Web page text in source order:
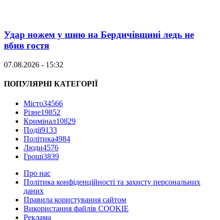
Удар ножем у шию на Бердичівщині ледь не
вбив гостя
07.08.2026 - 15:32
ПОПУЛЯРНІ КАТЕГОРІЇ
Місто34566
Різне19852
Кримінал10829
Події9133
Політика4984
Люди4576
Гроші3839
Про нас
Політика конфіденційності та захисту персональних
даних
Правила користування сайтом
Використання файлів COOKIE
Реклама